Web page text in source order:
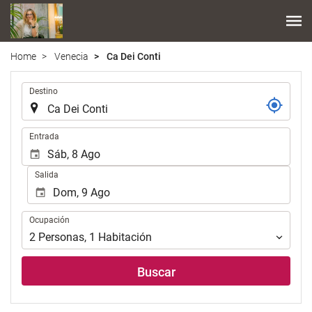
Home Venecia Ca Dei Conti
Destino
Entrada
Salida
Ocupación
Ocupación
2 Personas, 1 Habitación
Buscar